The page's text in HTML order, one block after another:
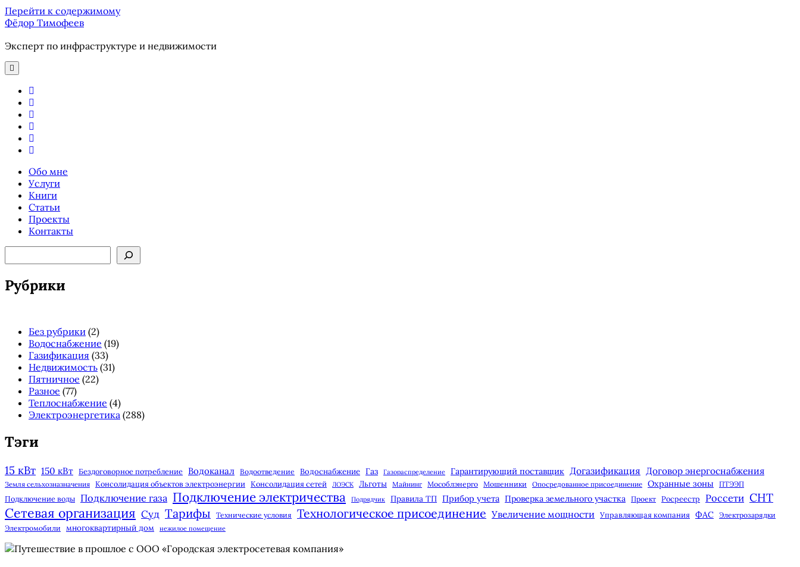
Перейти к содержимому
Фёдор Тимофеев
Эксперт по инфраструктуре и недвижимости
отрыть
основное
меню
Обо мне
Услуги
Книги
Статьи
Проекты
Контакты
Рубрики
Без рубрики (2)
Водоснабжение (19)
Газификация (33)
Недвижимость (31)
Пятничное (22)
Разное (77)
Теплоснабжение (4)
Электроэнергетика (288)
Тэги
15 кВт 150 кВт Бездоговорное потребление Водоканал Водоотведение Водоснабжение Газ Газораспределение Гарантирующий поставщик Догазификация Договор энергоснабжения
Земля сельхозназначения Консолидация объектов электроэнергии Консолидация сетей ЛОЭСК Льготы Майнинг Мособлэнерго Мошенники Опосредованное присоединение Охранные зоны ПТЭЭП
Подключение воды Подключение газа Подключение электричества Подрядчик Правила ТП Прибор учета Проверка земельного участка Проект Росреестр Россети СНТ
Сетевая организация Суд Тарифы Технические условия Технологическое присоединение Увеличение мощности Управляющая компания ФАС Электрозарядки
Электромобили
многоквартирный дом нежилое помещение